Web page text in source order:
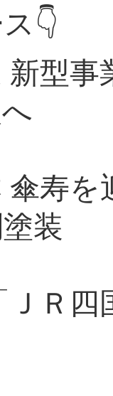
👇
型
寿
装
ＪＲ